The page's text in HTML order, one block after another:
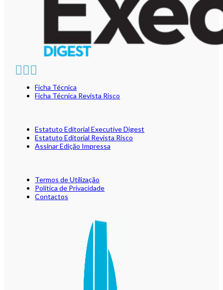
Ficha Técnica
Ficha Técnica Revista Risco
Estatuto Editorial Executive Digest
Estatuto Editorial Revista Risco
Assinar Edição Impressa
Termos de Utilização
Política de Privacidade
Contactos